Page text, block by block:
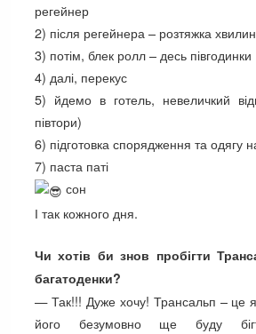
регейнер
2) після регейнера – розтяжка
3) потім, блек ролл – десь півгодинки
4) далі, перекус
5) йдемо в готель, невеличкий
півтори)
6) підготовка спорядження та одягу
7) паста паті
сон
І так кожного дня.
Чи хотів би знов пробігти
багатоденки?
— Так!!! Дуже хочу! Трансальп – це
його безумовно ще буду